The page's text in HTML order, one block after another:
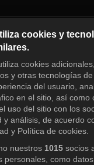
Iniciar sesión
cookies y
cookies
y otras tecnologías
del usuario,
en el sitio, así como
uso del sitio con los
y análisis, de acuerdo
y Política de cookies.
nuestros 1015 socios
personales, como